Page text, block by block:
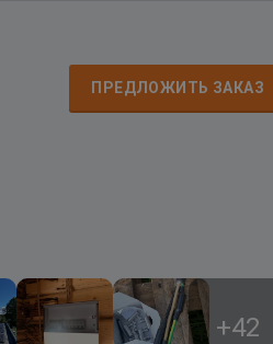
ПРЕДЛОЖИТЬ ЗАКАЗ
+42